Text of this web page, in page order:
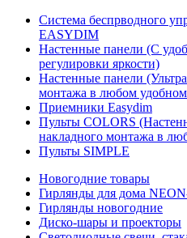
Система беспрводного
EASYDIM
Настенные панели (С
регулировки яркости)
Настенные панели
монтажа в любом удобном
Приемники Easydim
Пульты COLORS
накладного монтажа в
Пульты SIMPLE
Новогодние товары
Гирлянды для дома
Гирлянды новогодние
Диско-шары и проекторы